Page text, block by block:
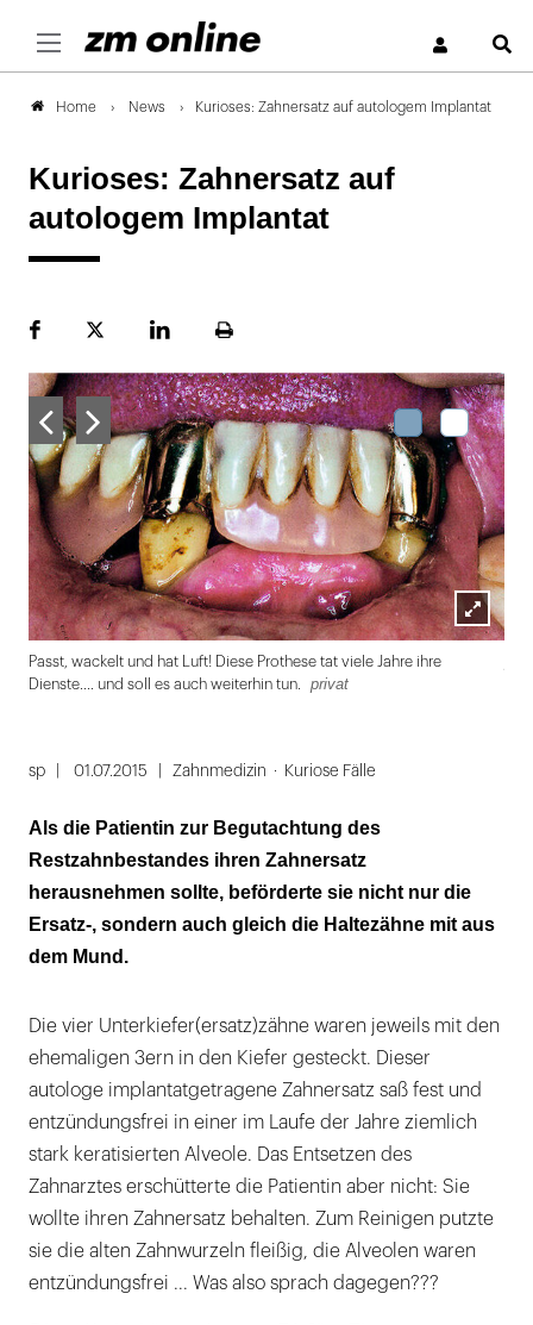
Home News Kurioses: Zahnersatz auf autologem Implantat
Kurioses: Zahnersatz auf
autologem Implantat
FacebookPlattformLinekdInSeite
Lightbox
öffnen
Passt, wackelt und hat Luft! Diese Prothese tat viele Jahre ihre
Dienste.... und soll es auch weiterhin tun.
privat
1
2
sp 01.07.2015 Zahnmedizin Kuriose Fälle
Als die Patientin zur Begutachtung des
Restzahnbestandes ihren Zahnersatz
herausnehmen sollte, beförderte sie nicht nur die
Ersatz-, sondern auch gleich die Haltezähne mit aus
dem Mund.
Die vier Unterkiefer(ersatz)zähne waren jeweils mit den
ehemaligen 3ern in den Kiefer gesteckt. Dieser
autologe implantatgetragene Zahnersatz saß fest und
entzündungsfrei in einer im Laufe der Jahre ziemlich
stark keratisierten Alveole. Das Entsetzen des
Zahnarztes erschütterte die Patientin aber nicht: Sie
wollte ihren Zahnersatz behalten. Zum Reinigen putzte
sie die alten Zahnwurzeln fleißig, die Alveolen waren
entzündungsfrei ... Was also sprach dagegen???